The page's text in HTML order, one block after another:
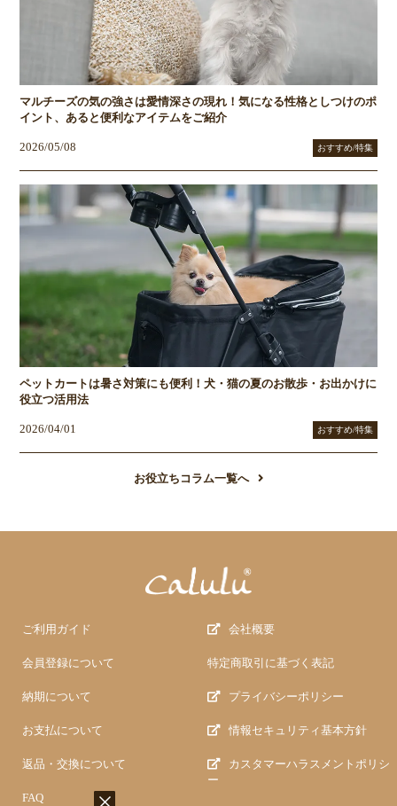
マルチーズの気の強さは愛情深さの現れ！気になる性格としつけのポ
イント、あると便利なアイテムをご紹介
2026/05/08 おすすめ/特集
ペットカートは暑さ対策にも便利！犬・猫の夏のお散歩・お出かけに
役立つ活用法
2026/04/01 おすすめ/特集
お役立ちコラム一覧へ
ご利用ガイド
会員登録について
納期について
お支払について
返品・交換について
FAQ
会社概要
特定商取引に基づく表記
プライバシーポリシー
情報セキュリティ基本方針
カスタマーハラスメントポリシ
ー